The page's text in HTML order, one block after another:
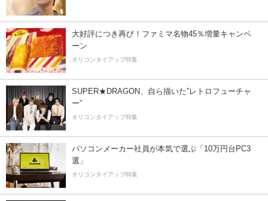
大好評につき再び！ファミマ名物45％増量キャンペ
ーン
オリコンタイアップ特集
SUPER★DRAGON、自ら描いた”レトロフューチャ
ー”
オリコンタイアップ特集
パソコンメーカー社員が本気で選ぶ「10万円台PC3
選」
オリコンタイアップ特集